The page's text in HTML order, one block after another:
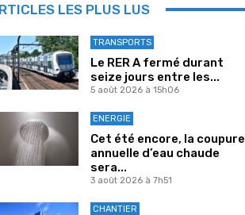
LES PLUS LUS
TRANSPORTS
Le RER A fermé durant
seize jours entre les...
5 août 2026 à 15h06
ENERGIE
Cet été encore, la coupure
annuelle d’eau chaude
sera...
3 août 2026 à 7h51
CHANTIER